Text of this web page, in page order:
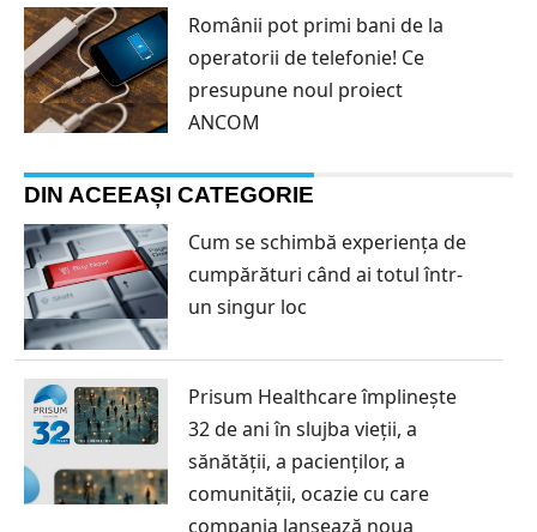
Românii pot primi bani de la
operatorii de telefonie! Ce
presupune noul proiect
ANCOM
DIN ACEEAȘI CATEGORIE
Cum se schimbă experiența de
cumpărături când ai totul într-
un singur loc
Prisum Healthcare împlinește
32 de ani în slujba vieții, a
sănătății, a pacienților, a
comunității, ocazie cu care
compania lansează noua